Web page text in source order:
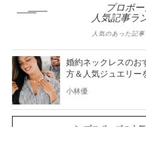
プロポ
人気記事ラ
人気のあった記
婚約ネックレスのお
方＆人気ジュエリー
小林優
プロポーズの人